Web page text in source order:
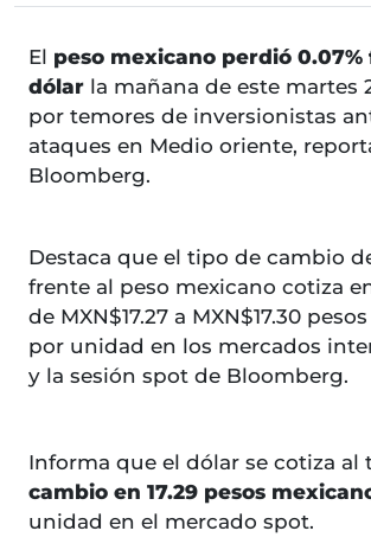
El peso mexicano perdió
dólar la mañana de este martes
por temores de inversionistas
ataques en Medio oriente,
Bloomberg.
Destaca que el tipo de cambio
frente al peso mexicano cotiza
de MXN$17.27 a MXN$17.30
por unidad en los mercados
y la sesión spot de Bloomberg.
Informa que el dólar se cotiza al
cambio en 17.29 pesos
unidad en el mercado spot.